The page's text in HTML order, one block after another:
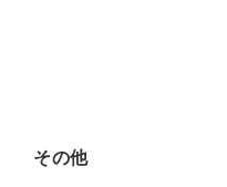
その他